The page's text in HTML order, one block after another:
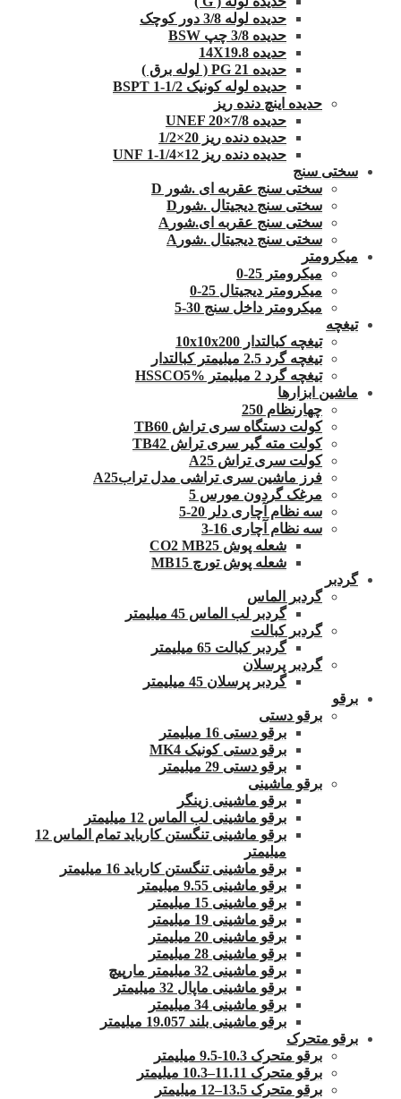
حدیده لوله 3/8 دور کوچک
حدیده 3/8 چپ BSW
حدیده 14X19.8
حدیده 21 PG ( لوله برق )
حدیده لوله کونیک 1/2-1 BSPT
حدیده اینچ دنده ریز
حدیده UNEF 20×7/8
حدیده دنده ریز 20×1/2
حدیده دنده ریز 12×1/4-1 UNF
سختی سنج
سختی سنج عقربه ای .شور D
سختی سنج دیجیتال .شورD
سختی سنج عقربه ای.شورA
سختی سنج دیجیتال .شورA
میکرومتر
میکرومتر 25-0
میکرومتر دیجیتال 25-0
میکرومتر داخل سنج 30-5
تیغچه
تیغچه کبالتدار 10x10x200
تیغچه گرد 2.5 میلیمتر کبالتدار
تیغچه گرد 2 میلیمتر HSSCO5%
ماشین ابزارها
چهارنظام 250
کولت دستگاه سری تراش TB60
کولت مته گیر سری تراش TB42
کولت سری تراش A25
فرز ماشین سری تراشی مدل ترابA25
مرغک گردون مورس 5
سه نظام آچاری دلر 20-5
سه نظام آچاری 16-3
شعله پوش CO2 MB25
شعله پوش تورچ MB15
گردبر
گردبر الماس
گردبر لب الماس 45 میلیمتر
گردبر کبالت
گردبر کبالت 65 میلیمتر
گردبر پرسلان
گردبر پرسلان 45 میلیمتر
برقو
برقو دستی
برقو دستی 16 میلیمتر
برقو دستی کونیک MK4
برقو دستی 29 میلیمتر
برقو ماشینی
برقو ماشینی زینگر
برقو ماشینی لب الماس 12 میلیمتر
برقو ماشینی تنگستن کارباید تمام الماس 12
میلیمتر
برقو ماشینی تنگستن کارباید 16 میلیمتر
برقو ماشینی 9.55 میلیمتر
برقو ماشینی 15 میلیمتر
برقو ماشینی 19 میلیمتر
برقو ماشینی 20 میلیمتر
برقو ماشینی 28 میلیمتر
برقو ماشینی 32 میلیمتر مارپیچ
برقو ماشینی ماپال 32 میلیمتر
برقو ماشینی 34 میلیمتر
برقو ماشینی بلند 19.057 میلیمتر
برقو متحرک
برقو متحرک 10.3-9.5 میلیمتر
برقو متحرک 11.11–10.3 میلیمتر
برقو متحرک 13.5–12 میلیمتر